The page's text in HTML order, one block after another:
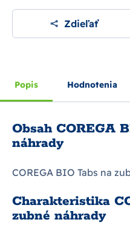
Zdieľať
Popis Hodnotenia
Obsah COREGA
náhrady
COREGA BIO Tabs na
Charakteristika
zubné náhrady